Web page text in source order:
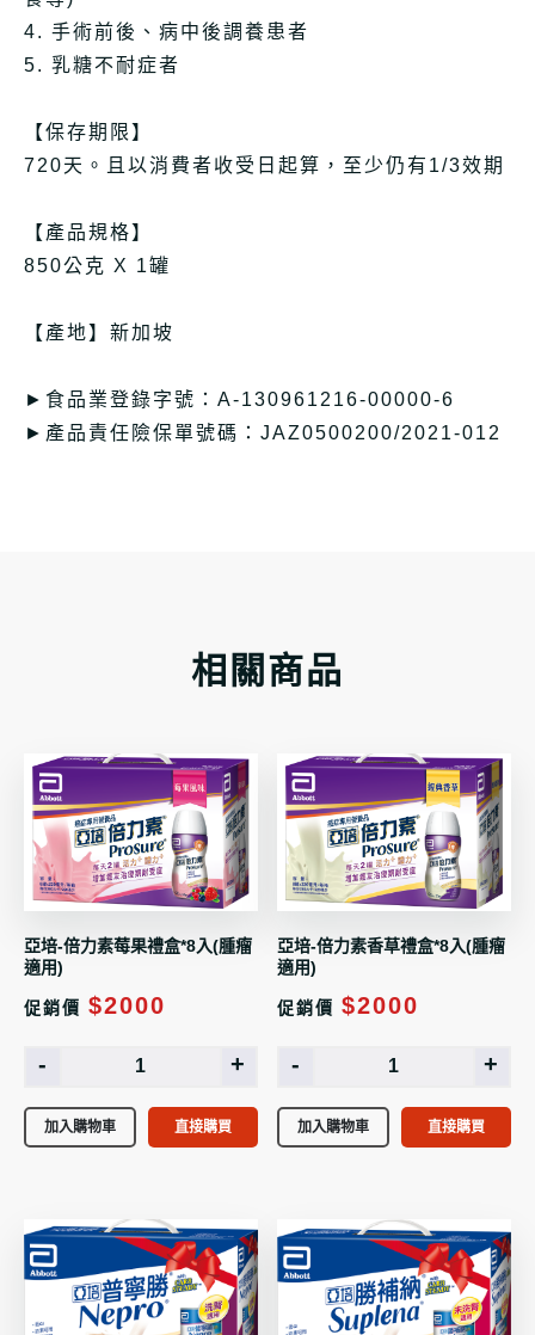
4. 手術前後、病中後調養患者
5. 乳糖不耐症者
【保存期限】
720天。且以消費者收受日起算，至少仍有1/3效期
【產品規格】
850公克 X 1罐
【產地】新加坡
►食品業登錄字號：A-130961216-00000-6
►產品責任險保單號碼：JAZ0500200/2021-012
相關商品
亞培-倍力素莓果禮盒*8入(腫瘤
適用)
促銷價 $2000
- +
加入購物車 直接購買
亞培-倍力素香草禮盒*8入(腫瘤
適用)
促銷價 $2000
- +
加入購物車 直接購買